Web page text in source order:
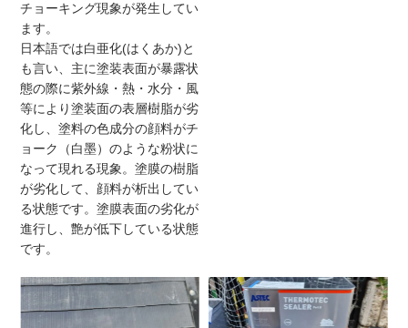
チョーキング現象が発生してい
ます。
日本語では白亜化(はくあか)と
も言い、主に塗装表面が暴露状
態の際に紫外線・熱・水分・風
等により塗装面の表層樹脂が劣
化し、塗料の色成分の顔料がチ
ョーク（白墨）のような粉状に
なって現れる現象。塗膜の樹脂
が劣化して、顔料が析出してい
る状態です。塗膜表面の劣化が
進行し、艶が低下している状態
です。